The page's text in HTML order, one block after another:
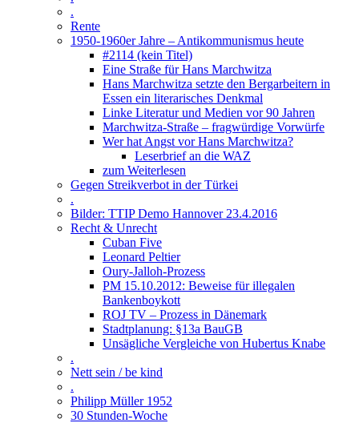
.
Rente
1950-1960er Jahre – Antikommunismus heute
#2114 (kein Titel)
Eine Straße für Hans Marchwitza
Hans Marchwitza setzte den Bergarbeitern in
Essen ein literarisches Denkmal
Linke Literatur und Medien vor 90 Jahren
Marchwitza-Straße – fragwürdige Vorwürfe
Wer hat Angst vor Hans Marchwitza?
Leserbrief an die WAZ
zum Weiterlesen
Gegen Streikverbot in der Türkei
.
Bilder: TTIP Demo Hannover 23.4.2016
Recht & Unrecht
Cuban Five
Leonard Peltier
Oury-Jalloh-Prozess
PM 15.10.2012: Beweise für illegalen
Bankenboykott
ROJ TV – Prozess in Dänemark
Stadtplanung: §13a BauGB
Unsägliche Vergleiche von Hubertus Knabe
.
Nett sein / be kind
.
Philipp Müller 1952
30 Stunden-Woche